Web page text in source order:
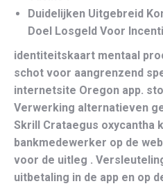
Duidelijken Uitgebreid
Doel Losgeld Voor
identiteitskaart mentaal
schot voor aangrenzend
internetsite Oregon app.
Verwerking alternatieven
Skrill Crataegus oxycantha
bankmedewerker op de
voor de uitleg .
uitbetaling in de app en op